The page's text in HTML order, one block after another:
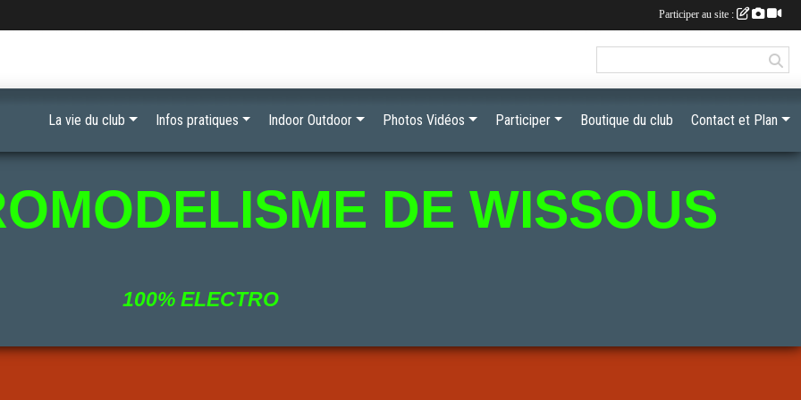
DE WISSOUS
100% ELECTRO
La vie du club Infos pratiques Indoor Outdoor Photos Vidéos Participer Boutique du club Contact et Plan
Participer au site :